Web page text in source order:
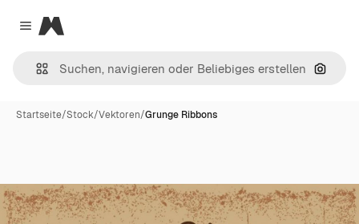
Close menu
Magnific
Nach
Startseite/Stock/Vektoren/Grunge Ribbons